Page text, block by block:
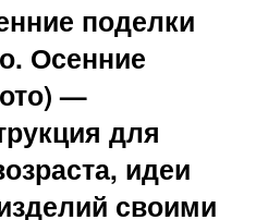
поделки
Осенние
—
для
идеи
своими